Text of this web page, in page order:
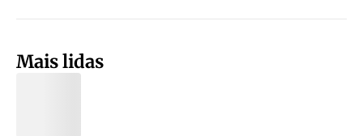
Mais lidas